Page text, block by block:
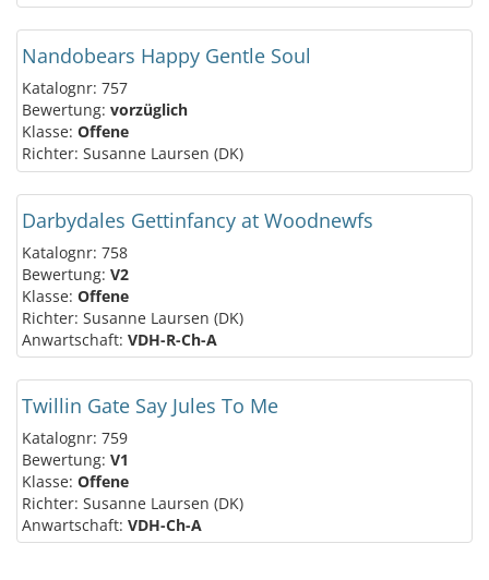
Nandobears Happy Gentle Soul
Katalognr: 757
Bewertung: vorzüglich
Klasse: Offene
Richter: Susanne Laursen (DK)
Darbydales Gettinfancy at Woodnewfs
Katalognr: 758
Bewertung: V2
Klasse: Offene
Richter: Susanne Laursen (DK)
Anwartschaft: VDH-R-Ch-A
Twillin Gate Say Jules To Me
Katalognr: 759
Bewertung: V1
Klasse: Offene
Richter: Susanne Laursen (DK)
Anwartschaft: VDH-Ch-A